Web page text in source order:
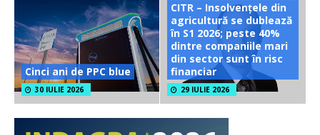
Cinci ani de PPC blue
30 IULIE 2026
CITR – Insolvențele din
agricultură se dublează
în S1 2026; peste 40%
dintre companiile mari
din sector sunt în risc
financiar
29 IULIE 2026